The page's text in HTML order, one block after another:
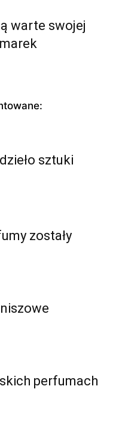
warte swojej
sztuki
zostały
perfumach